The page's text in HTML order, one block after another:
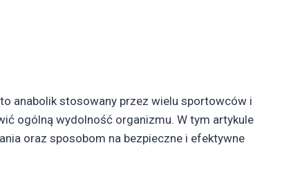
anabolik stosowany przez wielu sportowców i
ogólną wydolność organizmu. W tym artykule
oraz sposobom na bezpieczne i efektywne